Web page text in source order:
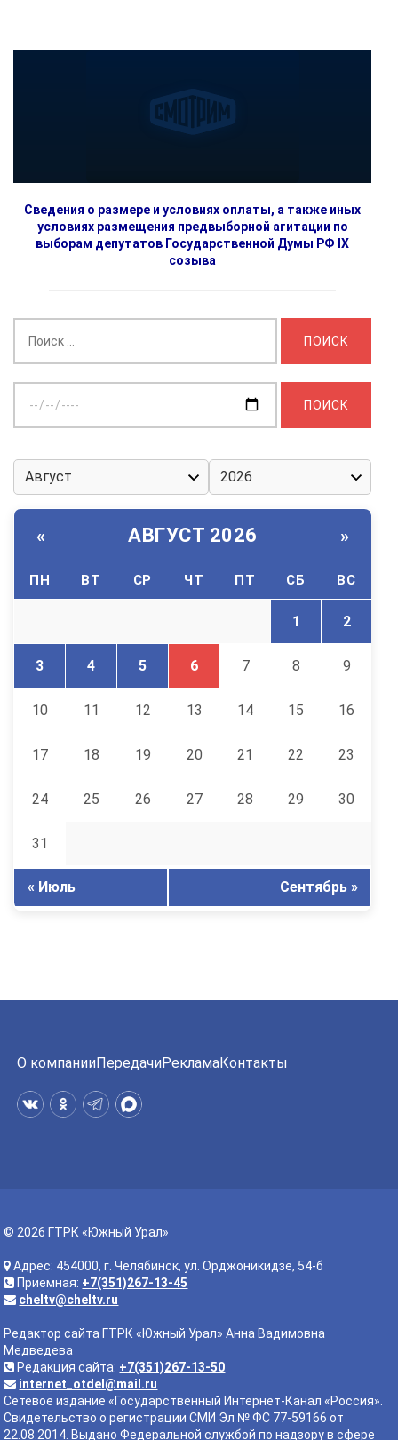
Сведения о размере и условиях оплаты, а также иных
условиях размещения предвыборной агитации по
выборам депутатов Государственной Думы РФ IX
созыва
дату:
« АВГУСТ 2026 »
ПН ВТ СР ЧТ ПТ СБ ВС
1 2
3 4 5 6 7 8 9
10 11 12 13 14 15 16
17 18 19 20 21 22 23
24 25 26 27 28 29 30
31
« Июль Сентябрь »
О компанииПередачиРекламаКонтакты
© 2026 ГТРК «Южный Урал»
Адрес: 454000, г. Челябинск, ул. Орджоникидзе, 54-б
Приемная: +7(351)267-13-45
cheltv@cheltv.ru
Редактор сайта ГТРК «Южный Урал» Анна Вадимовна
Медведева
Редакция сайта: +7(351)267-13-50
internet_otdel@mail.ru
Сетевое издание «Государственный Интернет-Канал «Россия».
Свидетельство о регистрации СМИ Эл № ФС 77-59166 от
22.08.2014. Выдано Федеральной службой по надзору в сфере